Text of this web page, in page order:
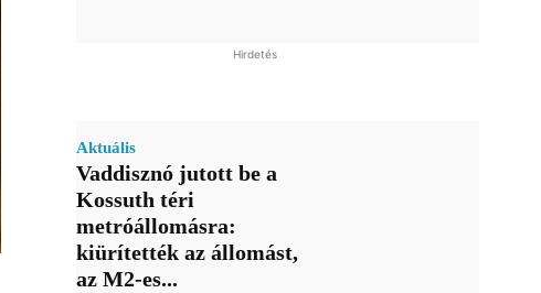
Hirdetés
Aktuális
Vaddisznó jutott be a
Kossuth téri
metróállomásra:
kiürítették az állomást,
az M2-es...